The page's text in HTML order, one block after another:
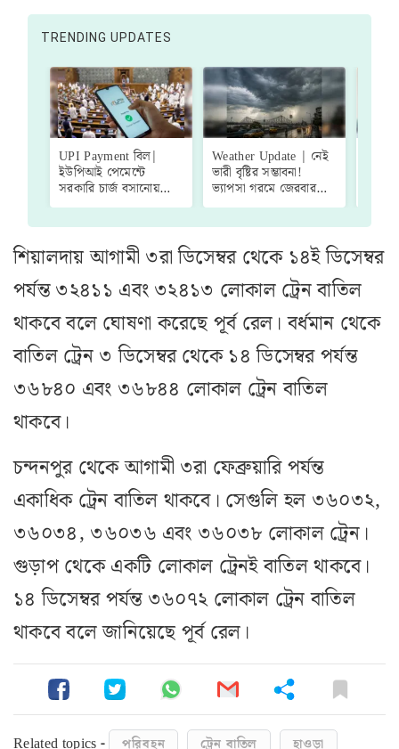
TRENDING UPDATES
UPI Payment বিল|
ইউপিআই পেমেন্টে
সরকারি চার্জ বসানোয়
'গ্রিন সিগন্যাল', সংশোধনী
Weather Update | নেই
ভারী বৃষ্টির সম্ভাবনা!
ভ্যাপসা গরমে জেরবার
শহরবাসী, একনজরে
শিয়ালদায় আগামী ৩রা ডিসেম্বর থেকে ১৪ই ডিসেম্বর
পর্যন্ত ৩২৪১১ এবং ৩২৪১৩ লোকাল ট্রেন বাতিল
থাকবে বলে ঘোষণা করেছে পূর্ব রেল। বর্ধমান থেকে
বাতিল ট্রেন ৩ ডিসেম্বর থেকে ১৪ ডিসেম্বর পর্যন্ত
৩৬৮৪০ এবং ৩৬৮৪৪ লোকাল ট্রেন বাতিল
থাকবে।
চন্দনপুর থেকে আগামী ৩রা ফেব্রুয়ারি পর্যন্ত
একাধিক ট্রেন বাতিল থাকবে। সেগুলি হল ৩৬০৩২,
৩৬০৩৪, ৩৬০৩৬ এবং ৩৬০৩৮ লোকাল ট্রেন।
গুড়াপ থেকে একটি লোকাল ট্রেনই বাতিল থাকবে।
১৪ ডিসেম্বর পর্যন্ত ৩৬০৭২ লোকাল ট্রেন বাতিল
থাকবে বলে জানিয়েছে পূর্ব রেল।
Related topics - পরিবহন ট্রেন বাতিল হাওড়া